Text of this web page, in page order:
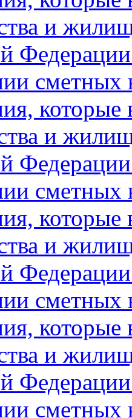
и
сметных
которые
и
сметных
которые
и
сметных
которые
и
сметных